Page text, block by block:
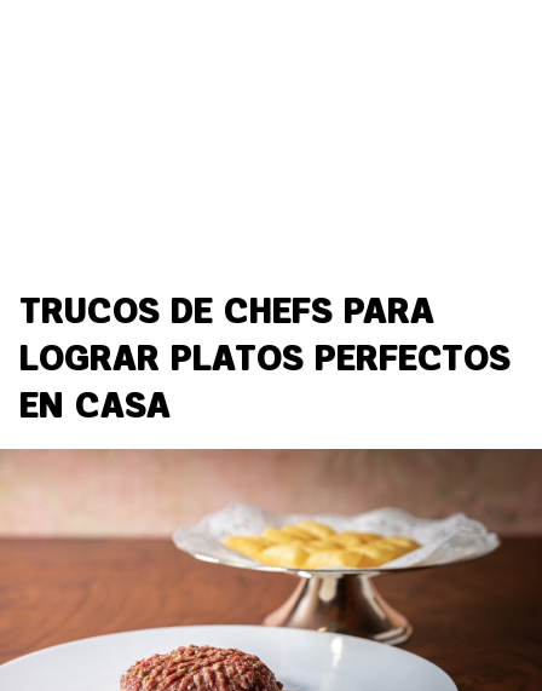
TRUCOS DE CHEFS PARA
LOGRAR PLATOS PERFECTOS
EN CASA